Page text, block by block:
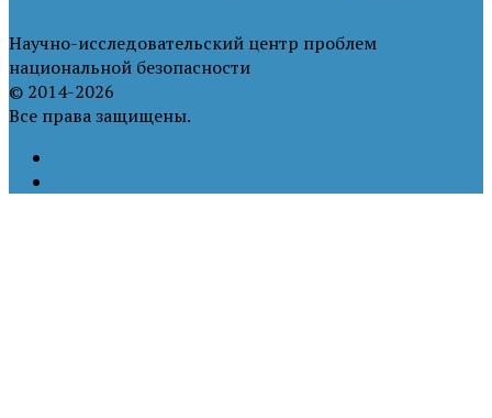
Научно-исследовательский центр проблем
национальной безопасности
© 2014-2026
Все права защищены.